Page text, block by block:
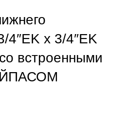
4″EK х 3/4″EK
встроенными